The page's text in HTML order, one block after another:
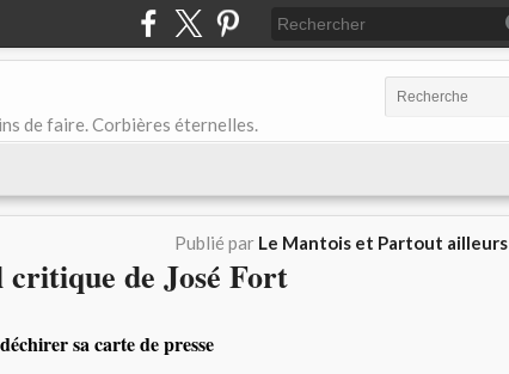
de faire. Corbières éternelles.
Publié par Le Mantois et Partout ailleurs
de José Fort
sa carte de presse